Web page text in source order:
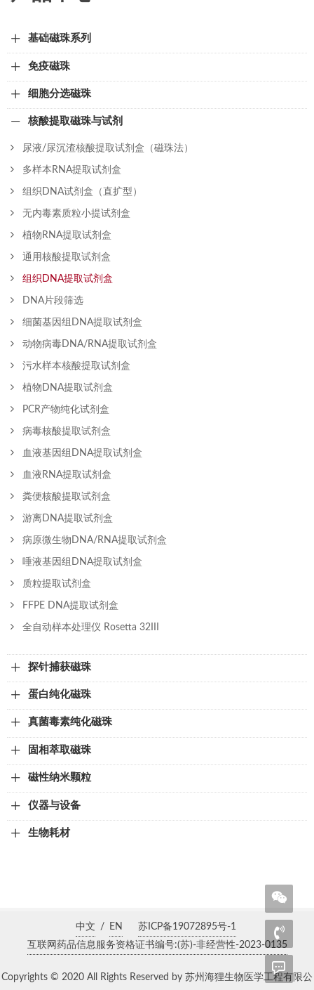
基础磁珠系列
免疫磁珠
细胞分选磁珠
核酸提取磁珠与试剂
尿液/尿沉渣核酸提取试剂盒（磁珠法）
多样本RNA提取试剂盒
组织DNA试剂盒（直扩型）
无内毒素质粒小提试剂盒
植物RNA提取试剂盒
通用核酸提取试剂盒
组织DNA提取试剂盒
DNA片段筛选
细菌基因组DNA提取试剂盒
动物病毒DNA/RNA提取试剂盒
污水样本核酸提取试剂盒
植物DNA提取试剂盒
PCR产物纯化试剂盒
病毒核酸提取试剂盒
血液基因组DNA提取试剂盒
血液RNA提取试剂盒
粪便核酸提取试剂盒
游离DNA提取试剂盒
病原微生物DNA/RNA提取试剂盒
唾液基因组DNA提取试剂盒
质粒提取试剂盒
FFPE DNA提取试剂盒
全自动样本处理仪 Rosetta 32III
探针捕获磁珠
蛋白纯化磁珠
真菌毒素纯化磁珠
固相萃取磁珠
磁性纳米颗粒
仪器与设备
生物耗材
中文 / EN
苏ICP备19072895号-1
互联网药品信息服务资格证书编号:(苏)-非经营性-2023-0135
Copyrights © 2020 All Rights Reserved by 苏州海狸生物医学工程有限公